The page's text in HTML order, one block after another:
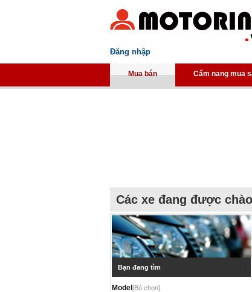
Đăng nhập
Mua bán Cẩm nang mua
Các xe đang được
Bạn đang tìm
Model[Bỏ chọn]